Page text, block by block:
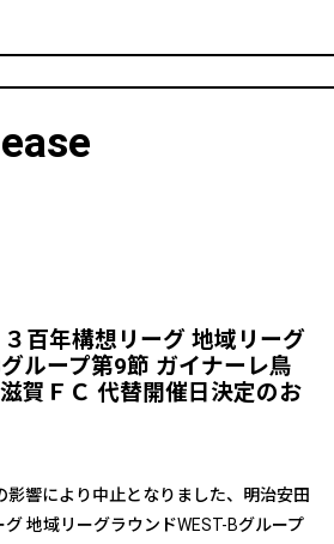
百年構想リーグ 地域リーグ
ループ第9節 ガイナーレ鳥
賀ＦＣ 代替開催日決定のお
響により中止となりました、明治安田
地域リーグラウンドWEST-Bグループ